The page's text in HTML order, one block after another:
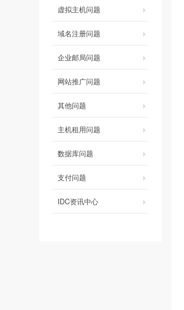
虚拟主机问题
域名注册问题
企业邮局问题
网站推广问题
其他问题
主机租用问题
数据库问题
支付问题
IDC资讯中心